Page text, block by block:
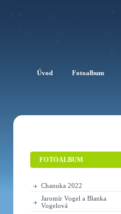
Úvod Fotoalbum
FOTOALBUM
Chanuka 2022
Jaromír Vogel a Blanka
Vogelová